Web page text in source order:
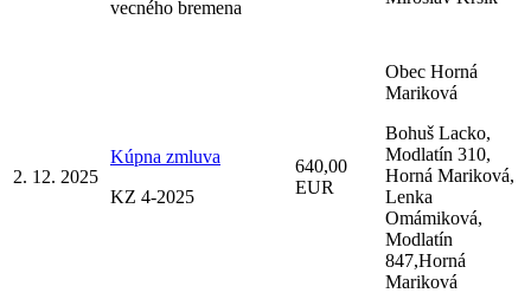
vecného bremena
2. 12. 2025
Kúpna zmluva
KZ 4-2025
640,00
EUR
Obec Horná
Mariková
Bohuš Lacko,
Modlatín 310,
Horná Mariková,
Lenka
Omámiková,
Modlatín
847,Horná
Mariková